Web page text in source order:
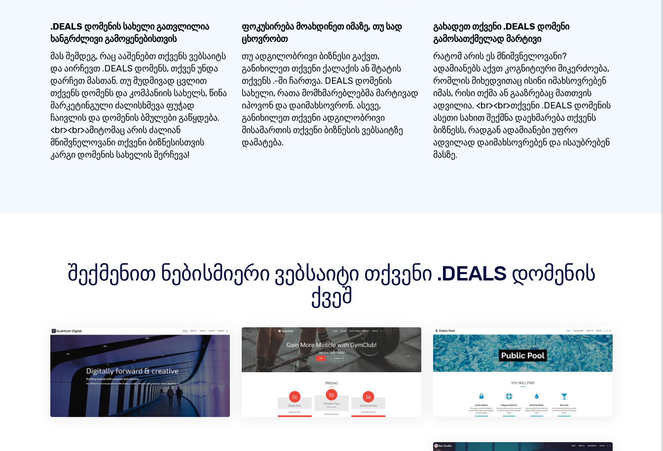
.DEALS დომენის სახელი გათვლილია
ხანგრძლივი გამოყენებისთვის
მას შემდეგ, რაც ააშენებთ თქვენს ვებსაიტს
და აირჩევთ .DEALS დომენს, თქვენ უნდა
დარჩეთ მასთან. თუ მუდმივად ცვლით
თქვენს დომენს და კომპანიის სახელს, წინა
მარკეტინგული ძალისხმევა ფუჭად
ჩაივლის და დომენის ბმულები გაწყდება.
<br><br>ამიტომაც არის ძალიან
მნიშვნელოვანი თქვენი ბიზნესისთვის
კარგი დომენის სახელის შერჩევა!
ფოკუსირება მოახდინეთ იმაზე, თუ სად
ცხოვრობთ
თუ ადგილობრივი ბიზნესი გაქვთ,
განიხილეთ თქვენი ქალაქის ან შტატის
თქვენს .-ში ჩართვა. DEALS დომენის
სახელი, რათა მომხმარებლებმა მარტივად
იპოვონ და დაიმახსოვრონ. ასევე,
განიხილეთ თქვენი ადგილობრივი
მისამართის თქვენი ბიზნესის ვებსაიტზე
დამატება.
გახადეთ თქვენი .DEALS დომენი
გამოსათქმელად მარტივი
რატომ არის ეს მნიშვნელოვანი?
ადამიანებს აქვთ კოგნიტიური მიკერძოება,
რომლის მიხედვითაც ისინი იმახსოვრებენ
იმას, რისი თქმა ან გააზრებაც მათთვის
ადვილია. <br><br>თქვენი .DEALS დომენის
ასეთი სახით შექმნა დაეხმარება თქვენს
ბიზნესს, რადგან ადამიანები უფრო
ადვილად დაიმახსოვრებენ და ისაუბრებენ
მასზე.
შექმენით ნებისმიერი ვებსაიტი თქვენი .DEALS დომენის
ქვეშ